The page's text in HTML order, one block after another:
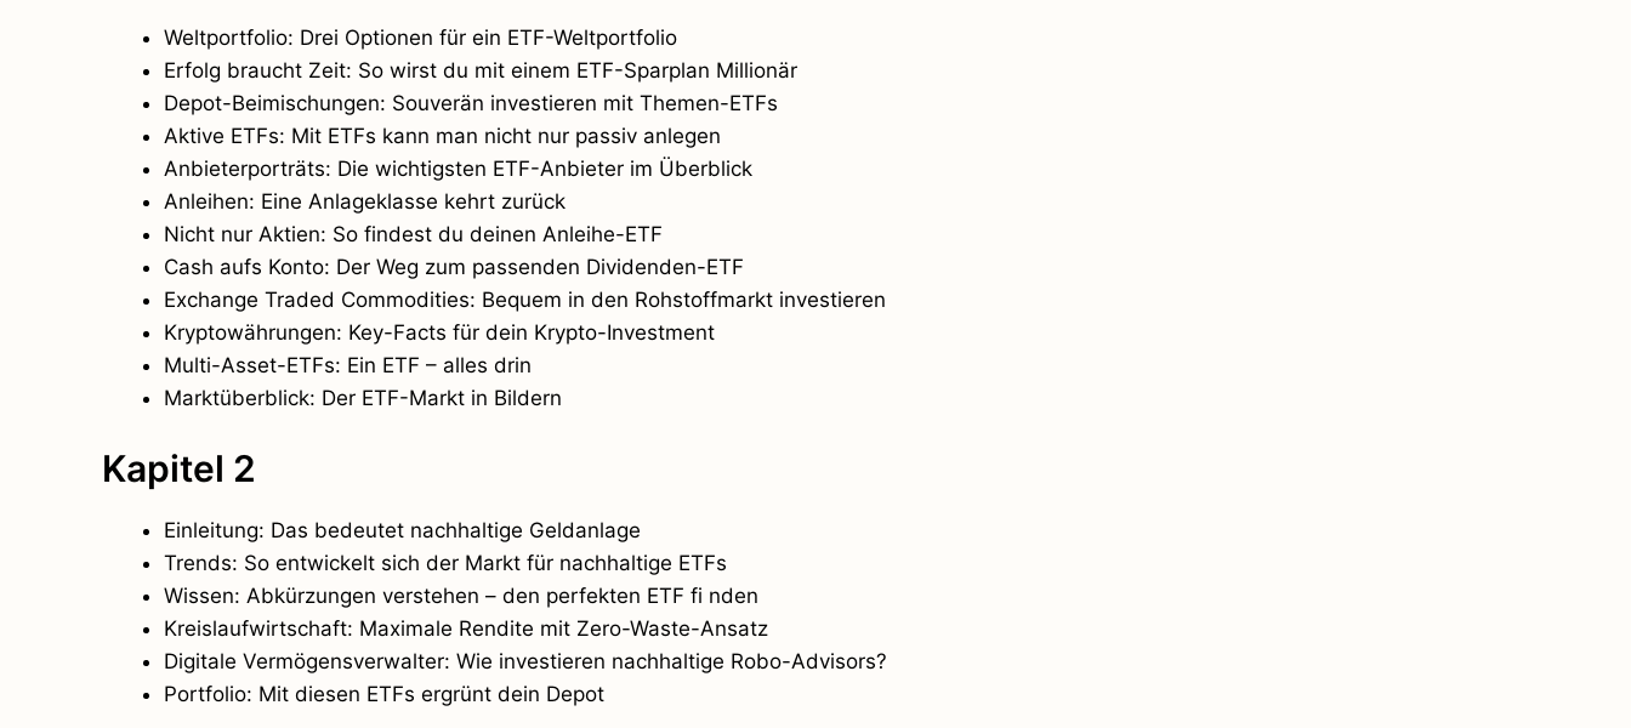
Weltportfolio: Drei Optionen für ein ETF-Weltportfolio
Erfolg braucht Zeit: So wirst du mit einem ETF-Sparplan Millionär
Depot-Beimischungen: Souverän investieren mit Themen-ETFs
Aktive ETFs: Mit ETFs kann man nicht nur passiv anlegen
Anbieterporträts: Die wichtigsten ETF-Anbieter im Überblick
Anleihen: Eine Anlageklasse kehrt zurück
Nicht nur Aktien: So findest du deinen Anleihe-ETF
Cash aufs Konto: Der Weg zum passenden Dividenden-ETF
Exchange Traded Commodities: Bequem in den Rohstoffmarkt investieren
Kryptowährungen: Key-Facts für dein Krypto-Investment
Multi-Asset-ETFs: Ein ETF – alles drin
Marktüberblick: Der ETF-Markt in Bildern
Kapitel 2
Einleitung: Das bedeutet nachhaltige Geldanlage
Trends: So entwickelt sich der Markt für nachhaltige ETFs
Wissen: Abkürzungen verstehen – den perfekten ETF fi nden
Kreislaufwirtschaft: Maximale Rendite mit Zero-Waste-Ansatz
Digitale Vermögensverwalter: Wie investieren nachhaltige Robo-Advisors?
Portfolio: Mit diesen ETFs ergrünt dein Depot